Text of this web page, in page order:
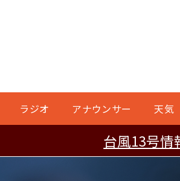
ラジオ アナウンサー 天気
台風13号情